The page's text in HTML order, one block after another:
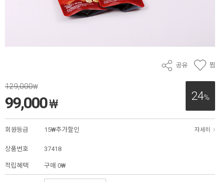
공유 찜
24%
129,000₩
99,000₩
회원등급 15₩추가할인 자세히
상품번호 37418
적립혜택 구매 0₩